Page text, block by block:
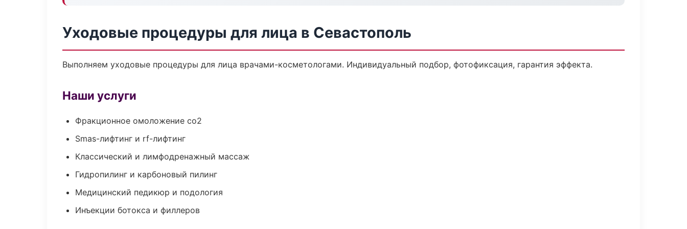
Уходовые процедуры для лица в Севастополь
Выполняем уходовые процедуры для лица врачами-косметологами. Индивидуальный подбор, фотофиксация, гарантия эффекта.
Наши услуги
Фракционное омоложение co2
Smas-лифтинг и rf-лифтинг
Классический и лимфодренажный массаж
Гидропилинг и карбоновый пилинг
Медицинский педикюр и подология
Инъекции ботокса и филлеров